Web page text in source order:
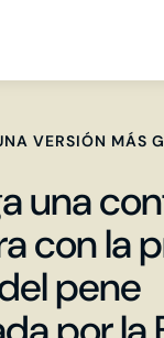
VERSIÓN MÁS
una
con la
pene